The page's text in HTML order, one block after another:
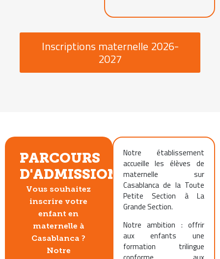
Inscriptions maternelle 2026-
2027
PARCOURS
D'ADMISSION
Vous souhaitez
inscrire votre
enfant en
maternelle à
Casablanca ?
Notre
Notre établissement
accueille les élèves de
maternelle sur
Casablanca de la Toute
Petite Section à La
Grande Section.
Notre ambition : offrir
aux enfants une
formation trilingue